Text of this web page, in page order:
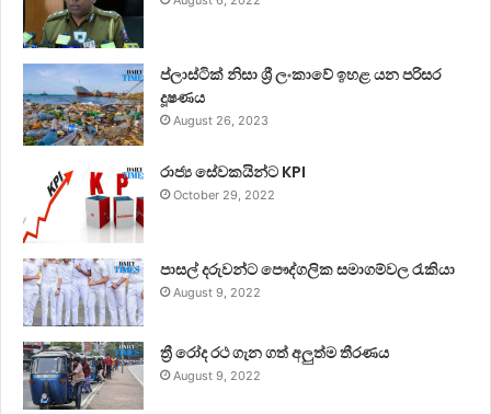
ප්ලාස්ටික් නිසා ශ්‍රී ලංකාවේ ඉහළ යන පරිසර
දූෂණය
August 26, 2023
රාජ්‍ය සේවකයින්ට KPI
October 29, 2022
පාසල් දරුවන්ට පෞද්ගලික සමාගම්වල රැකියා
August 9, 2022
ත්‍රී රෝද රථ ගැන ගත් අලුත්ම තීරණය
August 9, 2022